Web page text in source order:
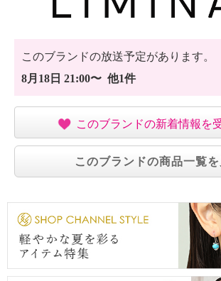
このブランドの放送予定があります。
8月18日 21:00〜 他1件
このブランドの新着情報を
このブランドの商品一覧を